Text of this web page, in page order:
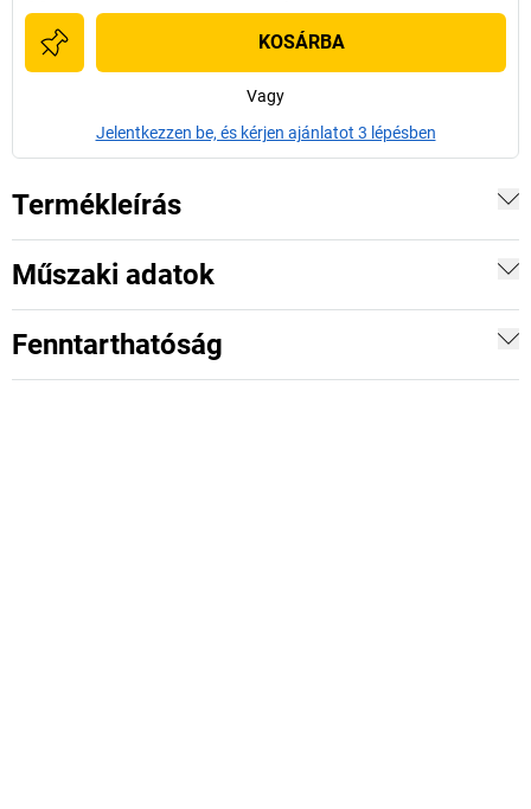
KOSÁRBA
Vagy
Jelentkezzen be, és kérjen ajánlatot 3 lépésben
Termékleírás
Műszaki adatok
Fenntarthatóság